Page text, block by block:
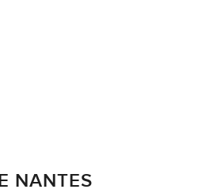
NANTES